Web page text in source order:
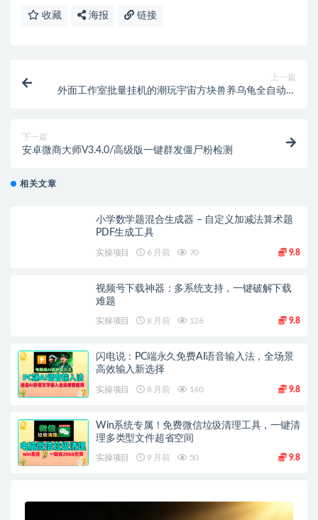
收藏 海报 链接
上一篇
外面工作室批量挂机的潮玩宇宙方块兽养乌龟全自动挂
下一篇
安卓微商大师V3.4.0/高级版一键群发僵尸粉检测
相关文章
小学数学题混合生成器 – 自定义加减法算术题
PDF生成工具
实操项目 6 月前 70 9.8
视频号下载神器：多系统支持，一键破解下载
难题
实操项目 8 月前 126 9.8
闪电说：PC端永久免费AI语音输入法，全场景
高效输入新选择
实操项目 8 月前 140 9.8
Win系统专属！免费微信垃圾清理工具，一键清
理多类型文件超省空间
实操项目 9 月前 50 9.8